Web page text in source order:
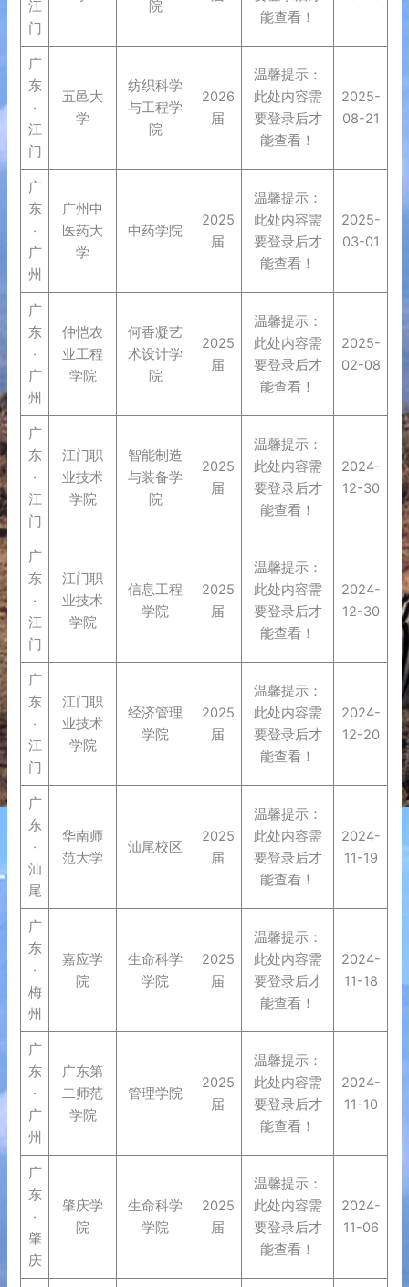
江
门
院
能查看！
广
东
·
江
门
五邑大
学
纺织科学
与工程学
院
2026
届
温馨提示：
此处内容需
要登录后才
能查看！
2025-
08-21
广
东
·
广
州
广州中
医药大
学
中药学院
2025
届
温馨提示：
此处内容需
要登录后才
能查看！
2025-
03-01
广
东
·
广
州
仲恺农
业工程
学院
何香凝艺
术设计学
院
2025
届
温馨提示：
此处内容需
要登录后才
能查看！
2025-
02-08
广
东
·
江
门
江门职
业技术
学院
智能制造
与装备学
院
2025
届
温馨提示：
此处内容需
要登录后才
能查看！
2024-
12-30
广
东
·
江
门
江门职
业技术
学院
信息工程
学院
2025
届
温馨提示：
此处内容需
要登录后才
能查看！
2024-
12-30
广
东
·
江
门
江门职
业技术
学院
经济管理
学院
2025
届
温馨提示：
此处内容需
要登录后才
能查看！
2024-
12-20
广
东
·
汕
尾
华南师
范大学
汕尾校区
2025
届
温馨提示：
此处内容需
要登录后才
能查看！
2024-
11-19
广
东
·
梅
州
嘉应学
院
生命科学
学院
2025
届
温馨提示：
此处内容需
要登录后才
能查看！
2024-
11-18
广
东
·
广
州
广东第
二师范
学院
管理学院
2025
届
温馨提示：
此处内容需
要登录后才
能查看！
2024-
11-10
广
东
·
肇
庆
肇庆学
院
生命科学
学院
2025
届
温馨提示：
此处内容需
要登录后才
能查看！
2024-
11-06